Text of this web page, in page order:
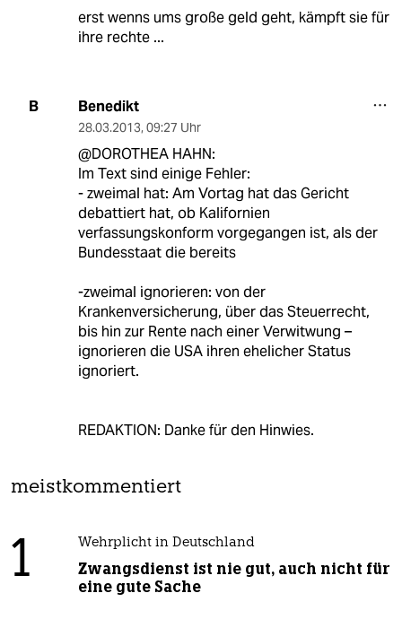
erst wenns ums große geld geht, kämpft sie für
ihre rechte ...
B Benedikt
28.03.2013, 09:27 Uhr
@DOROTHEA HAHN:
Im Text sind einige Fehler:
- zweimal hat: Am Vortag hat das Gericht
debattiert hat, ob Kalifornien
verfassungskonform vorgegangen ist, als der
Bundesstaat die bereits
-zweimal ignorieren: von der
Krankenversicherung, über das Steuerrecht,
bis hin zur Rente nach einer Verwitwung –
ignorieren die USA ihren ehelicher Status
ignoriert.
REDAKTION: Danke für den Hinwies.
meistkommentiert
1 Wehrplicht in Deutschland
Zwangsdienst ist nie gut, auch nicht für
eine gute Sache